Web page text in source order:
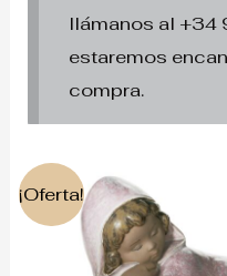
llámanos al
estaremos
compra.
¡Oferta!
El
precio